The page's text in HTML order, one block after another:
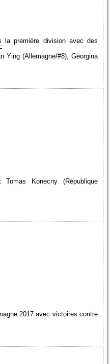
la première division avec des
Ying (Allemagne/#8), Georgina
Konecny (République
2017 avec victoires contre